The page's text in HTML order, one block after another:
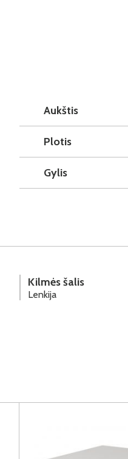
Aukštis
Plotis
Gylis
Kilmės šalis
Lenkija